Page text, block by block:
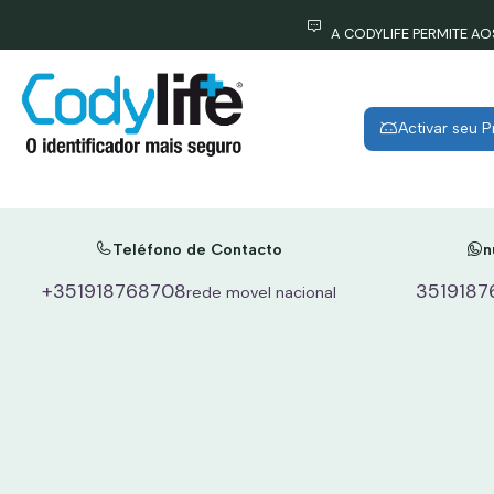
Activar seu
A CODYLIFE PERMITE
Teléfono de Contacto
+351918768708rede movel nacional